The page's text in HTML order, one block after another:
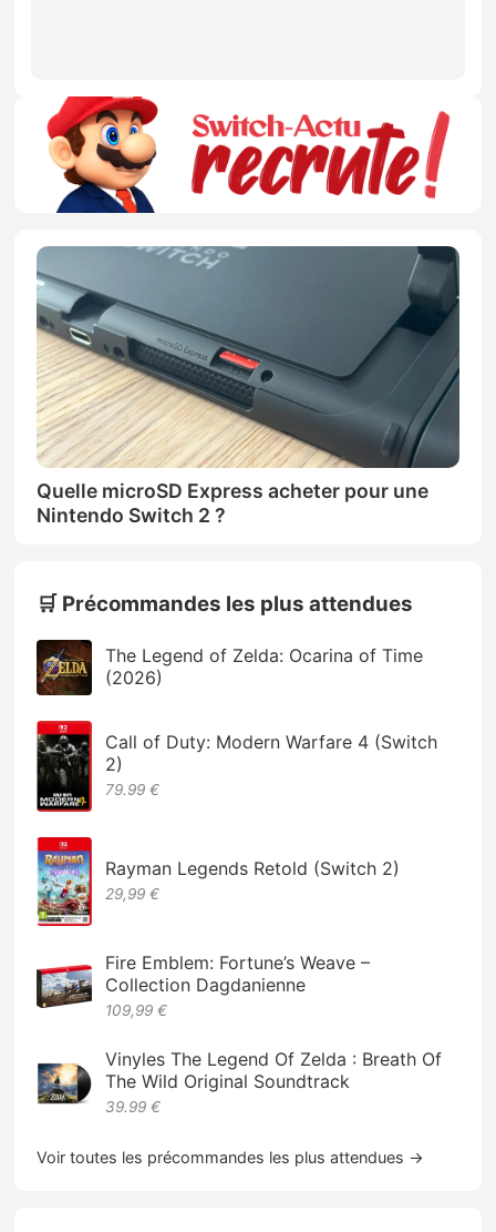
Quelle microSD Express acheter pour une
Nintendo Switch 2 ?
🛒 Précommandes les plus attendues
The Legend of Zelda: Ocarina of Time
(2026)
Call of Duty: Modern Warfare 4 (Switch
2)
79.99 €
Rayman Legends Retold (Switch 2)
29,99 €
Fire Emblem: Fortune’s Weave –
Collection Dagdanienne
109,99 €
Vinyles The Legend Of Zelda : Breath Of
The Wild Original Soundtrack
39.99 €
Voir toutes les précommandes les plus attendues →